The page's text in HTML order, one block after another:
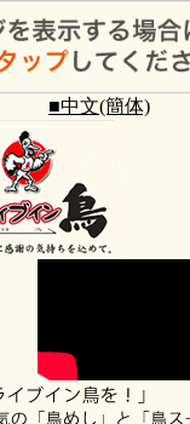
■中文(簡体)